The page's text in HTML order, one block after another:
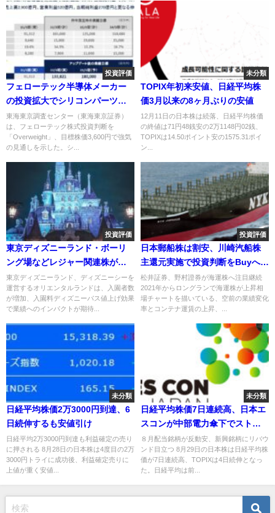
投資評価
フェローテック半導体メーカー
の投資拡大でシリコンパーツと
パワー半導体基盤が成長
東海東京調査センター（東海東京証券）
は、フェローテック株式投資判断を
「Overweight」、目標株価3,600円で強気
の見通しを示した。シ...
未分類
TOPIX年初来安値、日経平均株
価3月以来の8ヶ月ぶりの安値
12月11日の日本株は続落、日経平均株価
の終値は71円48銭安の2万1148円02銭、
TOPIXは14.50ポイント安の1575.31ポイ
ン...
投資評価
東京ディズニーランド・ボーリ
ング場などレジャー関連株が上
昇
東京ディズニーランド、ディズニーシーを
運営するオリエンタルランドは、入園者数
が増加、入園料ディズニーパス値上げ効果
で業績へのインパクトが期待...
投資評価
日本郵船株は割安、川崎汽船株
主還元実施で投資判断をBuyへ引
き上げ
松井証券、野村證券が海運株へ注目継続
2021年からロングランで海運株が上昇相
場チャートを描いている、空前の業績変化
率とコンテナ運賃の上昇、...
未分類
日経平均株価2万3000円到達、6
日続伸するも安値引け
日経平均2万3000円到達も利益確定の売り
に押される 8月28日の日本株は4度目の2万
3000円トライに成功後、利益確定売りに
上値が重く安値...
未分類
日経平均株価7日連続高、日本エ
スコンが中部電力傘下でストッ
プ高
８月配当銘柄が反動安、新興銘柄にリバウ
ンド目立つ 8月29日の日本株は日経平均株
価が7日連続高、TOPIXは4日続伸となっ
た。日経平均は前...